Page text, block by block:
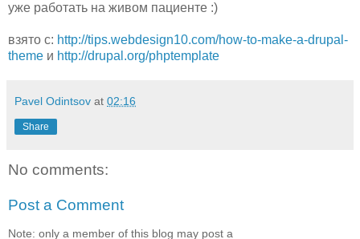
уже работать на живом пациенте :)
взято с: http://tips.webdesign10.com/how-to-make-a-drupal-
theme и http://drupal.org/phptemplate
Pavel Odintsov at 02:16
Share
No comments:
Post a Comment
Note: only a member of this blog may post a